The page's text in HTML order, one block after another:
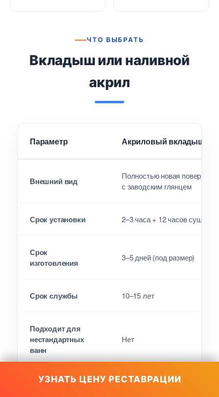
ЧТО ВЫБРАТЬ
Вкладыш или наливной
акрил
Параметр Акриловый вкладыш
Внешний вид
Полностью новая
с заводским глянцем
Срок установки 2–3 часа + 12 часов сушка
Срок
изготовления
3–5 дней (под размер)
Срок службы 10–15 лет
Подходит для
нестандартных
ванн
Нет
Эффект «новой
УЗНАТЬ ЦЕНУ РЕСТАВРАЦИИ